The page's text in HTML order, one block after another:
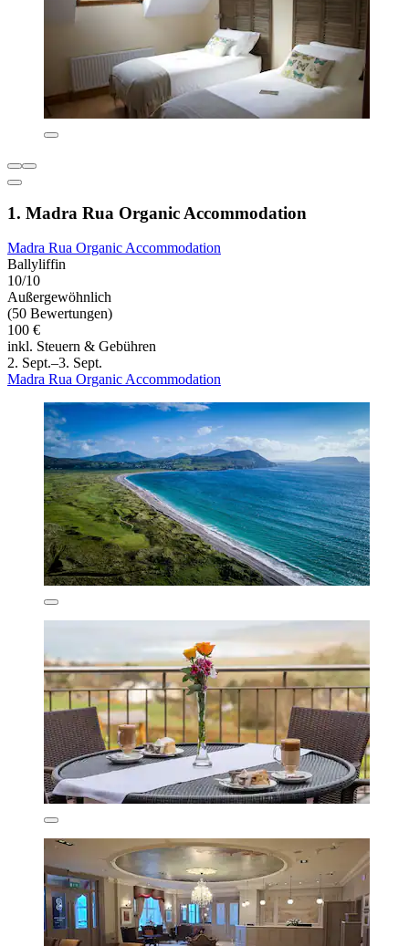
1. Madra Rua Organic Accommodation
Madra Rua Organic Accommodation
Ballyliffin
10/10
Außergewöhnlich
(50 Bewertungen)
100 €
inkl. Steuern & Gebühren
2. Sept.–3. Sept.
Madra Rua Organic Accommodation